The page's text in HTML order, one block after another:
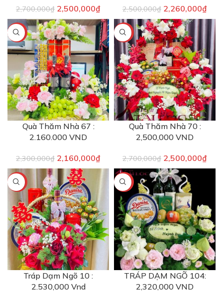
2,700,000₫ 2,500,000₫ 2,500,000₫ 2,260,000₫
-6%
Quà Thăm Nhà 67 :
2.160.000 VND
2,300,000₫ 2,160,000₫
-7%
Quà Thăm Nhà 70 :
2,500,000 VND
2,700,000₫ 2,500,000₫
-6%
Tráp Dạm Ngõ 10 :
2.530,000 Vnd
-11%
TRÁP DẠM NGÕ 104:
2,320,000 VND